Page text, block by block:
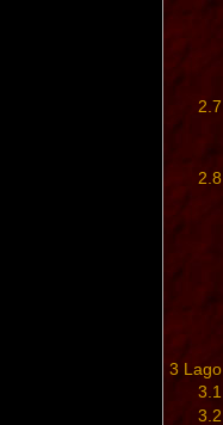
2.7
2.8
3 Lago
3.1
3.2